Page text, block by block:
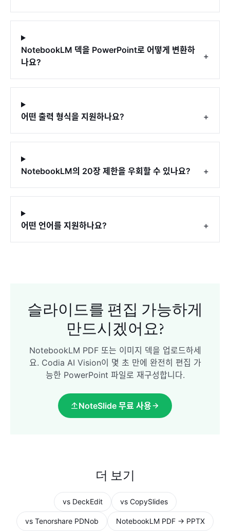
NotebookLM 덱을 PowerPoint로 어떻게 변환하
나요?
+
어떤 출력 형식을 지원하나요? +
NotebookLM의 20장 제한을 우회할 수 있나요? +
어떤 언어를 지원하나요? +
슬라이드를 편집 가능하게
만드시겠어요?
NotebookLM PDF 또는 이미지 덱을 업로드하세
요. Codia AI Vision이 몇 초 만에 완전히 편집 가
능한 PowerPoint 파일로 재구성합니다.
NoteSlide 무료 사용
더 보기
vs DeckEdit vs CopySlides
vs Tenorshare PDNob NotebookLM PDF → PPTX